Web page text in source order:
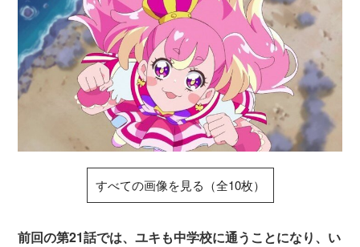
すべての画像を見る（全10枚）
前回の第21話では、ユキも中学校に通うことになり、い